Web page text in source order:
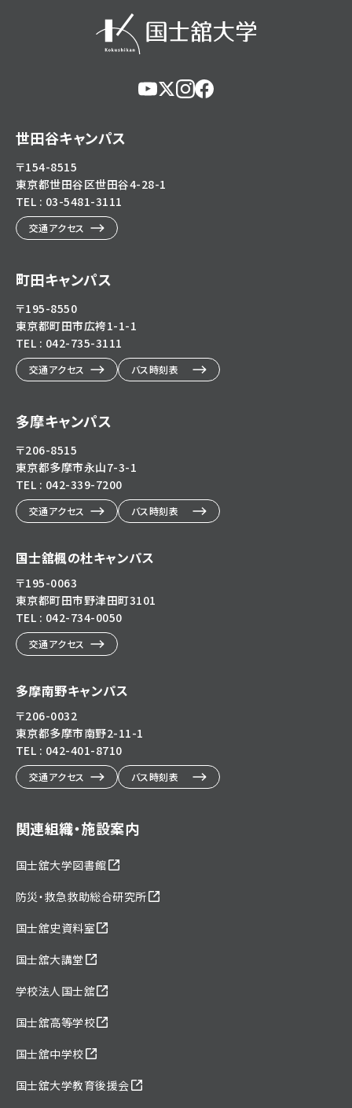
世田谷キャンパス
〒154-8515
東京都世田谷区世田谷4-28-1
TEL : 03-5481-3111
交通アクセス
町田キャンパス
〒195-8550
東京都町田市広袴1-1-1
TEL : 042-735-3111
交通アクセス バス時刻表
多摩キャンパス
〒206-8515
東京都多摩市永山7-3-1
TEL : 042-339-7200
交通アクセス バス時刻表
国士舘楓の杜キャンパス
〒195-0063
東京都町田市野津田町3101
TEL : 042-734-0050
交通アクセス
多摩南野キャンパス
〒206-0032
東京都多摩市南野2-11-1
TEL : 042-401-8710
交通アクセス バス時刻表
関連組織・施設案内
国士舘大学図書館
防災・救急救助総合研究所
国士舘史資料室
国士舘大講堂
学校法人国士舘
国士舘高等学校
国士舘中学校
国士舘大学教育後援会